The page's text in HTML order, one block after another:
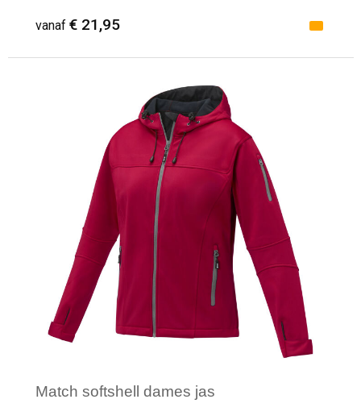
vanaf € 21,95
Minimale afname: 1
Match softshell dames jas